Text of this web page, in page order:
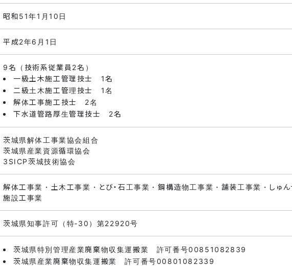
昭和51年1月10日
平成2年6月1日
9名（技術系従業員2名）
一級土木施工管理技士 1名
二級土木施工管理技士 1名
解体工事施工技士 2名
下水道管路厚生管理技士 2名
茨城県解体工事業協会組合
茨城県産業資源循環協会
3SICP茨城技術協会
解体工事業・土木工事業・とび・石工事業・鋼構造物工事業・舗装工事業・しゅ
施設工事業
茨城県知事許可（特‐30）第22920号
茨城県特別管理産業廃棄物収集運搬業 許可番号00851082839
茨城県産業廃棄物収集運搬業許可番号00801082339